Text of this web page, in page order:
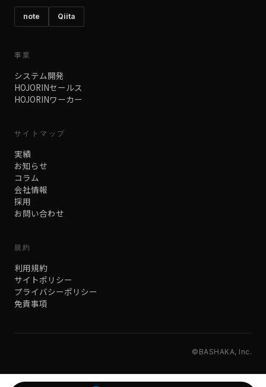
note Qiita
事業
システム開発
HOJORINセールス
HOJORINワーカー
サイトマップ
実績
お知らせ
コラム
会社情報
採用
お問い合わせ
規約
利用規約
サイトポリシー
プライバシーポリシー
免責事項
©BASHAKA, Inc.